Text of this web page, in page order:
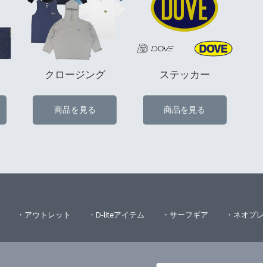
クロージング
商品を見る
ステッカー
商品を見る
・アウトレット ・D-liteアイテム ・サーフギア ・ネオプ